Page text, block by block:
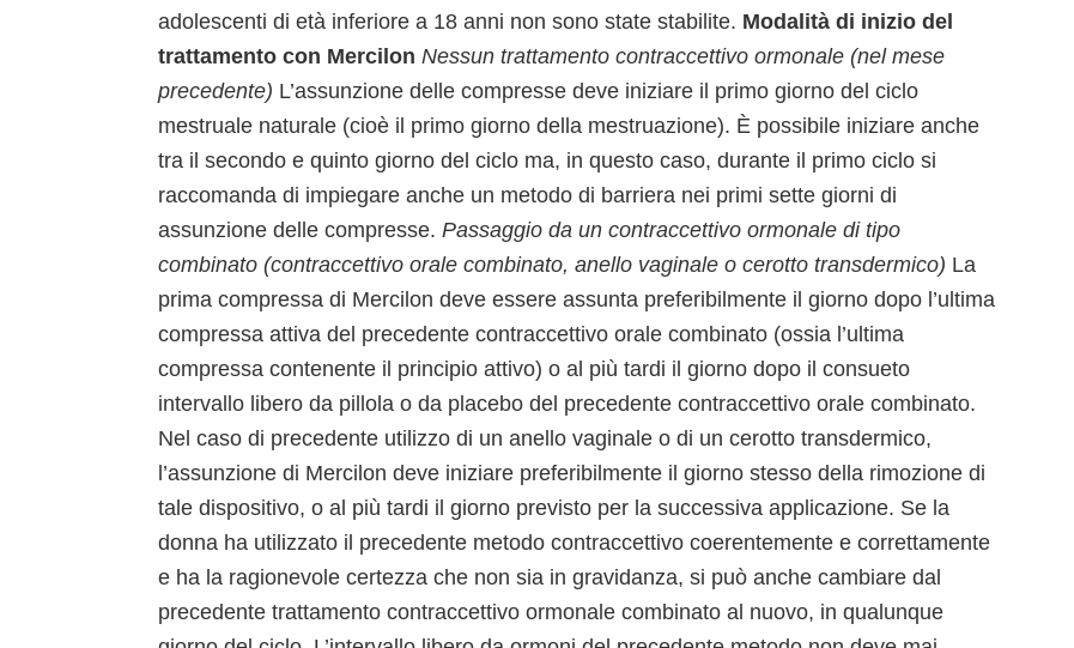
adolescenti di età inferiore a 18 anni non sono state stabilite. Modalità di inizio del
trattamento con Mercilon Nessun trattamento contraccettivo ormonale (nel mese
precedente) L’assunzione delle compresse deve iniziare il primo giorno del ciclo
mestruale naturale (cioè il primo giorno della mestruazione). È possibile iniziare anche
tra il secondo e quinto giorno del ciclo ma, in questo caso, durante il primo ciclo si
raccomanda di impiegare anche un metodo di barriera nei primi sette giorni di
assunzione delle compresse. Passaggio da un contraccettivo ormonale di tipo
combinato (contraccettivo orale combinato, anello vaginale o cerotto transdermico) La
prima compressa di Mercilon deve essere assunta preferibilmente il giorno dopo l’ultima
compressa attiva del precedente contraccettivo orale combinato (ossia l’ultima
compressa contenente il principio attivo) o al più tardi il giorno dopo il consueto
intervallo libero da pillola o da placebo del precedente contraccettivo orale combinato.
Nel caso di precedente utilizzo di un anello vaginale o di un cerotto transdermico,
l’assunzione di Mercilon deve iniziare preferibilmente il giorno stesso della rimozione di
tale dispositivo, o al più tardi il giorno previsto per la successiva applicazione. Se la
donna ha utilizzato il precedente metodo contraccettivo coerentemente e correttamente
e ha la ragionevole certezza che non sia in gravidanza, si può anche cambiare dal
precedente trattamento contraccettivo ormonale combinato al nuovo, in qualunque